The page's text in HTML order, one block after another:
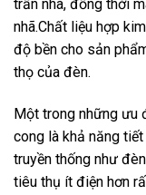
trần nhà, đồng thời
nhã.Chất liệu hợp
độ bền cho sản
thọ của đèn.
Một trong những ưu
cong là khả năng
truyền thống như
tiêu thụ ít điện hơn